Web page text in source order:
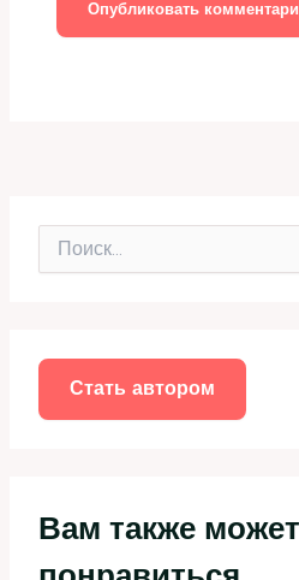
Стать автором
Вам также может